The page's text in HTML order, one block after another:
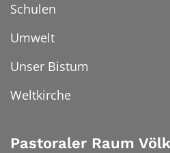
Schulen
Umwelt
Unser Bistum
Weltkirche
Pastoraler Raum